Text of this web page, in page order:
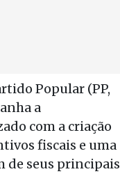
Popular (PP,
a
com a criação
fiscais e uma
de seus principais